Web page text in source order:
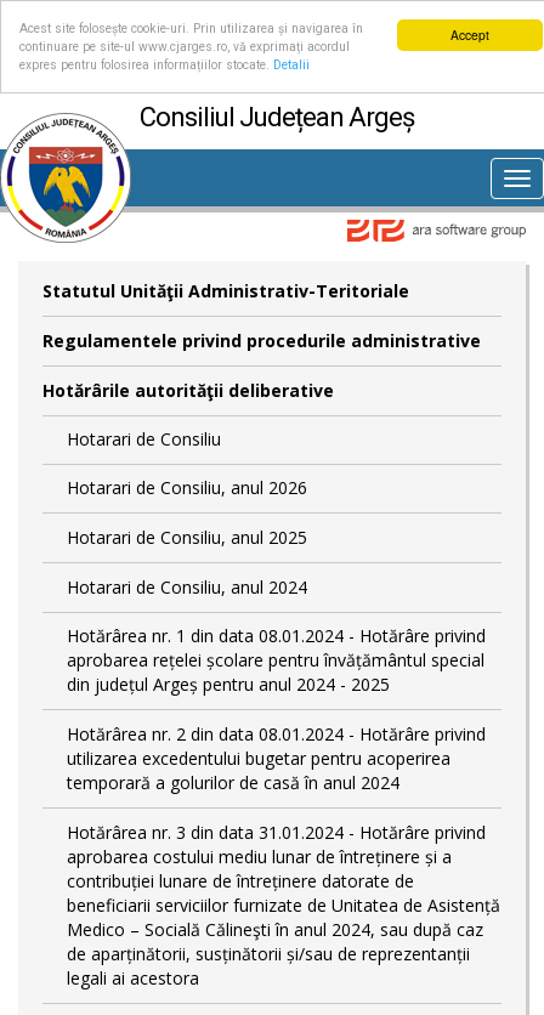
Accept
Acest site folosește cookie-uri. Prin utilizarea și navigarea în
continuare pe site-ul www.cjarges.ro, vă exprimați acordul
expres pentru folosirea informațiilor stocate.
Detalii
Consiliul Județean Argeș
Statutul Unităţii Administrativ-Teritoriale
Regulamentele privind procedurile administrative
Hotărârile autorităţii deliberative
Hotarari de Consiliu
Hotarari de Consiliu, anul 2026
Hotarari de Consiliu, anul 2025
Hotarari de Consiliu, anul 2024
Hotărârea nr. 1 din data 08.01.2024 - Hotărâre privind
aprobarea rețelei școlare pentru învățământul special
din județul Argeș pentru anul 2024 - 2025
Hotărârea nr. 2 din data 08.01.2024 - Hotărâre privind
utilizarea excedentului bugetar pentru acoperirea
temporară a golurilor de casă în anul 2024
Hotărârea nr. 3 din data 31.01.2024 - Hotărâre privind
aprobarea costului mediu lunar de întreținere și a
contribuției lunare de întreținere datorate de
beneficiarii serviciilor furnizate de Unitatea de Asistență
Medico – Socială Călineşti în anul 2024, sau după caz
de aparținătorii, susținătorii și/sau de reprezentanții
legali ai acestora